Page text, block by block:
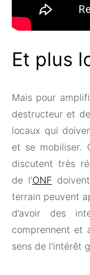
Et plus
Mais pour
destructeur et
locaux qui
et se mobiliser.
discutent très
de l’ONF
terrain peuvent
d’avoir des
comprennent et
sens de l’intérêt